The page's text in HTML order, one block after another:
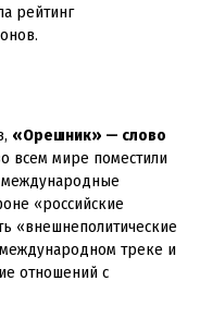
рейтинг
«Орешник» — слово
всем мире поместили
международные
«российские
«внешнеполитические
треке и
отношений с